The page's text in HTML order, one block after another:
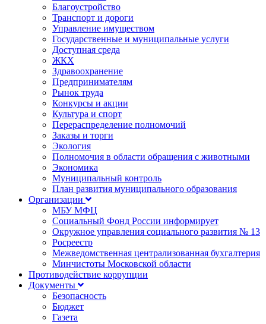
Благоустройство
Транспорт и дороги
Управление имуществом
Государственные и муниципальные услуги
Доступная среда
ЖКХ
Здравоохранение
Предпринимателям
Рынок труда
Конкурсы и акции
Культура и спорт
Перераспределение полномочий
Заказы и торги
Экология
Полномочия в области обращения с животными
Экономика
Муниципальный контроль
План развития муниципального образования
Организации
МБУ МФЦ
Социальный Фонд России информирует
Окружное управления социального развития № 13
Росреестр
Межведомственная централизованная бухгалтерия
Минчистоты Московской области
Противодействие коррупции
Документы
Безопасность
Бюджет
Газета